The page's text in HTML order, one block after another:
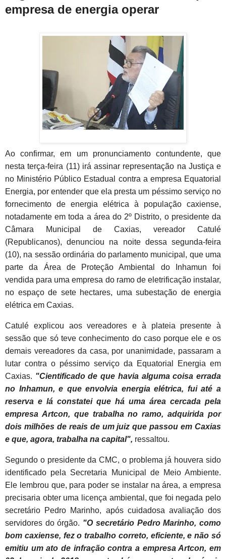
empresa de energia operar
Ao confirmar, em um pronunciamento contundente, que
nesta terça-feira (11) irá assinar representação na Justiça e
no Ministério Público Estadual contra a empresa Equatorial
Energia, por entender que ela presta um péssimo serviço no
fornecimento de energia elétrica à população caxiense,
notadamente em toda a área do 2º Distrito, o presidente da
Câmara Municipal de Caxias, vereador Catulé
(Republicanos), denunciou na noite dessa segunda-feira
(10), na sessão ordinária do parlamento municipal, que uma
parte da Área de Proteção Ambiental do Inhamun foi
vendida para uma empresa do ramo de eletrificação instalar,
no espaço de sete hectares, uma subestação de energia
elétrica em Caxias.
Catulé explicou aos vereadores e à plateia presente à
sessão que só teve conhecimento do caso porque ele e os
demais vereadores da casa, por unanimidade, passaram a
lutar contra o péssimo serviço da Equatorial Energia em
Caxias. "Cientificado de que havia alguma coisa errada
no Inhamun, e que envolvia energia elétrica, fui até a
reserva e lá constatei que há uma área cercada pela
empresa Artcon, que trabalha no ramo, adquirida por
dois milhões de reais de um juiz que passou em Caxias
e que, agora, trabalha na capital", ressaltou.
Segundo o presidente da CMC, o problema já houvera sido
identificado pela Secretaria Municipal de Meio Ambiente.
Ele lembrou que, para poder se instalar na área, a empresa
precisaria obter uma licença ambiental, que foi negada pelo
secretário Pedro Marinho, após cuidadosa avaliação dos
servidores do órgão. "O secretário Pedro Marinho, como
bom caxiense, fez o trabalho correto, eficiente, e não só
emitiu um ato de infração contra a empresa Artcon, em